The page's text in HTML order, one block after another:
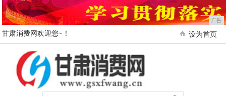
广告
甘肃消费网欢迎您~！ 设为首页